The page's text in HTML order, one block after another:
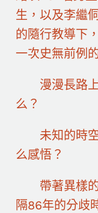
生，以及李繼
的隨行教導下
一次史無前例
漫漫長路
么？
未知的時
么感悟？
帶著異樣
隔86年的分歧